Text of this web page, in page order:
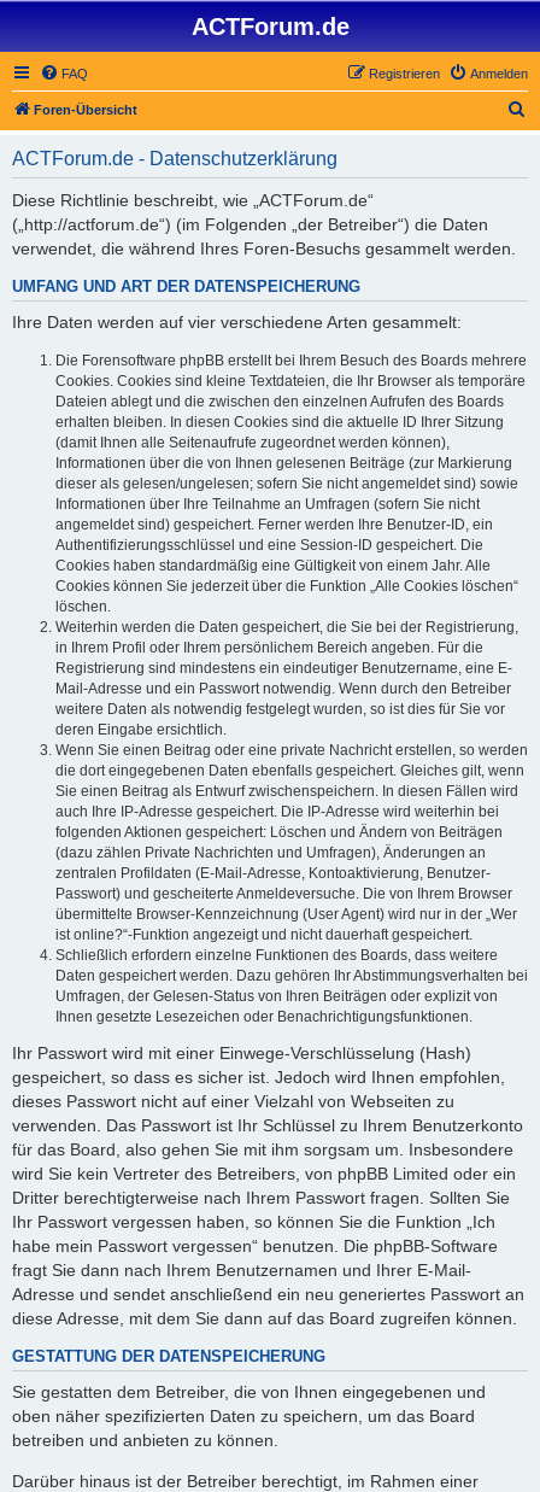
ACTForum.de
FAQ Anmelden
Registrieren
Foren-Übersicht
ACTForum.de - Datenschutzerklärung
Diese Richtlinie beschreibt, wie „ACTForum.de“
(„http://actforum.de“) (im Folgenden „der Betreiber“) die Daten
verwendet, die während Ihres Foren-Besuchs gesammelt werden.
UMFANG UND ART DER DATENSPEICHERUNG
Ihre Daten werden auf vier verschiedene Arten gesammelt:
Die Forensoftware phpBB erstellt bei Ihrem Besuch des Boards mehrere
Cookies. Cookies sind kleine Textdateien, die Ihr Browser als temporäre
Dateien ablegt und die zwischen den einzelnen Aufrufen des Boards
erhalten bleiben. In diesen Cookies sind die aktuelle ID Ihrer Sitzung
(damit Ihnen alle Seitenaufrufe zugeordnet werden können),
Informationen über die von Ihnen gelesenen Beiträge (zur Markierung
dieser als gelesen/ungelesen; sofern Sie nicht angemeldet sind) sowie
Informationen über Ihre Teilnahme an Umfragen (sofern Sie nicht
angemeldet sind) gespeichert. Ferner werden Ihre Benutzer-ID, ein
Authentifizierungsschlüssel und eine Session-ID gespeichert. Die
Cookies haben standardmäßig eine Gültigkeit von einem Jahr. Alle
Cookies können Sie jederzeit über die Funktion „Alle Cookies löschen“
löschen.
Weiterhin werden die Daten gespeichert, die Sie bei der Registrierung,
in Ihrem Profil oder Ihrem persönlichem Bereich angeben. Für die
Registrierung sind mindestens ein eindeutiger Benutzername, eine E-
Mail-Adresse und ein Passwort notwendig. Wenn durch den Betreiber
weitere Daten als notwendig festgelegt wurden, so ist dies für Sie vor
deren Eingabe ersichtlich.
Wenn Sie einen Beitrag oder eine private Nachricht erstellen, so werden
die dort eingegebenen Daten ebenfalls gespeichert. Gleiches gilt, wenn
Sie einen Beitrag als Entwurf zwischenspeichern. In diesen Fällen wird
auch Ihre IP-Adresse gespeichert. Die IP-Adresse wird weiterhin bei
folgenden Aktionen gespeichert: Löschen und Ändern von Beiträgen
(dazu zählen Private Nachrichten und Umfragen), Änderungen an
zentralen Profildaten (E-Mail-Adresse, Kontoaktivierung, Benutzer-
Passwort) und gescheiterte Anmeldeversuche. Die von Ihrem Browser
übermittelte Browser-Kennzeichnung (User Agent) wird nur in der „Wer
ist online?“-Funktion angezeigt und nicht dauerhaft gespeichert.
Schließlich erfordern einzelne Funktionen des Boards, dass weitere
Daten gespeichert werden. Dazu gehören Ihr Abstimmungsverhalten bei
Umfragen, der Gelesen-Status von Ihren Beiträgen oder explizit von
Ihnen gesetzte Lesezeichen oder Benachrichtigungsfunktionen.
Ihr Passwort wird mit einer Einwege-Verschlüsselung (Hash)
gespeichert, so dass es sicher ist. Jedoch wird Ihnen empfohlen,
dieses Passwort nicht auf einer Vielzahl von Webseiten zu
verwenden. Das Passwort ist Ihr Schlüssel zu Ihrem Benutzerkonto
für das Board, also gehen Sie mit ihm sorgsam um. Insbesondere
wird Sie kein Vertreter des Betreibers, von phpBB Limited oder ein
Dritter berechtigterweise nach Ihrem Passwort fragen. Sollten Sie
Ihr Passwort vergessen haben, so können Sie die Funktion „Ich
habe mein Passwort vergessen“ benutzen. Die phpBB-Software
fragt Sie dann nach Ihrem Benutzernamen und Ihrer E-Mail-
Adresse und sendet anschließend ein neu generiertes Passwort an
diese Adresse, mit dem Sie dann auf das Board zugreifen können.
GESTATTUNG DER DATENSPEICHERUNG
Sie gestatten dem Betreiber, die von Ihnen eingegebenen und
oben näher spezifizierten Daten zu speichern, um das Board
betreiben und anbieten zu können.
Darüber hinaus ist der Betreiber berechtigt, im Rahmen einer